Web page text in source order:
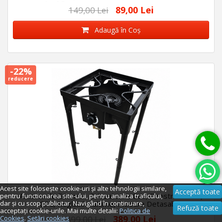
149,00 Lei 89,00 Lei
Adaugă în Coş
-22%
reducere
Arzator de Exterior, 2 Arzatoare Gaz, Pirostrie Fonta,
GPL, Reglabil Inaltime, Picioare Detasabile
499,00 Lei 389,00 Lei
Acest site folosește cookie-uri și alte tehnologii similare,
pentru functionarea site-ului, pentru analiza traficului,
dar și cu scop publicitar. Navigând în continuare,
acceptați cookie-urile. Mai multe detalii: Politica de
Cookies. Setări cookies
Acceptă toate
Refuză toate